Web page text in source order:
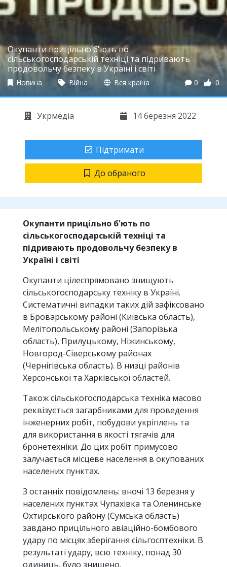
Окупанти прицільно б'ють по
сільськогосподарській техніці та підривають
продовольчу безпеку в Україні і світі
Новина Війна Вся країна 0 0
Укрмедіа 14 березня 2022
Підтримати
До обраного
Окупанти прицільно б'ють по
сільськогосподарській техніці та
підривають продовольчу безпеку в
Україні і світі
Окупанти цілеспрямовано знищують
сільськогосподарську техніку в Україні.
Систематичні випадки таких дій зафіксовано
в Броварському районі (Київська область),
Мелітопольському районі (Запорізька
область), Прилуцькому, Ніжинському,
Новгород-Сіверському районах
(Чернігівська область). В низці районів
Херсонської та Харківської областей.
Також сільськогосподарська техніка масово
реквізується загарбниками для проведення
інженерних робіт, побудови укріплень та
для використання в якості тягачів для
бронетехніки. До цих робіт примусово
залучається місцеве населення в окупованих
населених пунктах.
З останніх повідомлень: вночі 13 березня у
населених пунктах Чупахівка та Оленинське
Охтирського району (Сумська область)
завдано прицільного авіаційно-бомбового
удару по місцях зберігання сільгосптехніки. В
результаті удару, всю техніку, понад 30
одиниць, було знищено.